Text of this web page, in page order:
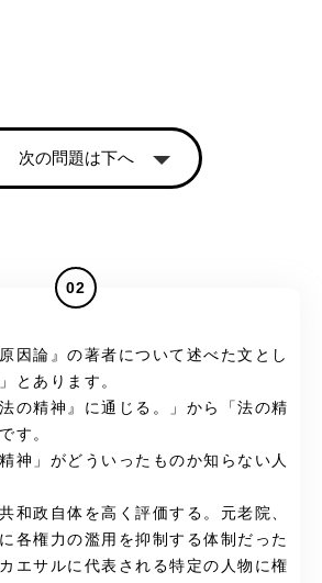
次の問題は下へ
02
因論』の著者について述べた文とし
とあります。
の精神』に通じる。」から「法の精
す。
神」がどういったものか知らない人
和政自体を高く評価する。元老院、
各権力の濫用を抑制する体制だった
エサルに代表される特定の人物に権